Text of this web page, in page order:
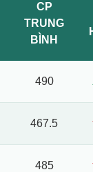
CP
TRUNG
BÌNH
490
467.5
485